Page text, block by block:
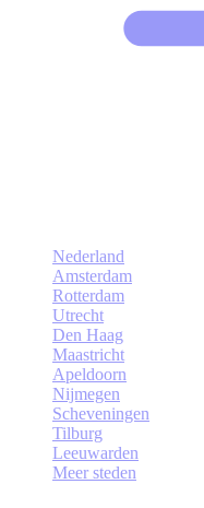
Nederland
Amsterdam
Rotterdam
Utrecht
Den Haag
Maastricht
Apeldoorn
Nijmegen
Scheveningen
Tilburg
Leeuwarden
Meer steden